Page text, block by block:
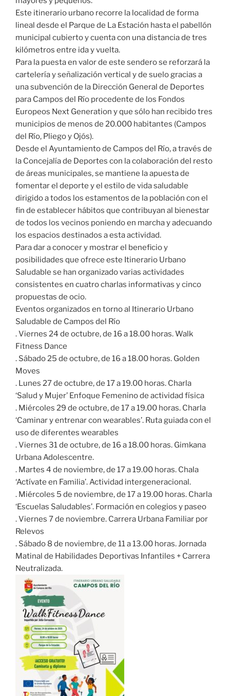
Este itinerario urbano recorre la localidad de forma
lineal desde el Parque de La Estación hasta el pabellón
municipal cubierto y cuenta con una distancia de tres
kilómetros entre ida y vuelta.
Para la puesta en valor de este sendero se reforzará la
cartelería y señalización vertical y de suelo gracias a
una subvención de la Dirección General de Deportes
para Campos del Río procedente de los Fondos
Europeos Next Generation y que sólo han recibido tres
municipios de menos de 20.000 habitantes (Campos
del Río, Pliego y Ojós).
Desde el Ayuntamiento de Campos del Río, a través de
la Concejalía de Deportes con la colaboración del resto
de áreas municipales, se mantiene la apuesta de
fomentar el deporte y el estilo de vida saludable
dirigido a todos los estamentos de la población con el
fin de establecer hábitos que contribuyan al bienestar
de todos los vecinos poniendo en marcha y adecuando
los espacios destinados a esta actividad.
Para dar a conocer y mostrar el beneficio y
posibilidades que ofrece este Itinerario Urbano
Saludable se han organizado varias actividades
consistentes en cuatro charlas informativas y cinco
propuestas de ocio.
Eventos organizados en torno al Itinerario Urbano
Saludable de Campos del Río
. Viernes 24 de octubre, de 16 a 18.00 horas. Walk
Fitness Dance
. Sábado 25 de octubre, de 16 a 18.00 horas. Golden
Moves
. Lunes 27 de octubre, de 17 a 19.00 horas. Charla
‘Salud y Mujer’ Enfoque Femenino de actividad física
. Miércoles 29 de octubre, de 17 a 19.00 horas. Charla
‘Caminar y entrenar con wearables’. Ruta guiada con el
uso de diferentes wearables
. Viernes 31 de octubre, de 16 a 18.00 horas. Gimkana
Urbana Adolescentre.
. Martes 4 de noviembre, de 17 a 19.00 horas. Chala
‘Actívate en Familia’. Actividad intergeneracional.
. Miércoles 5 de noviembre, de 17 a 19.00 horas. Charla
‘Escuelas Saludables’. Formación en colegios y paseo
. Viernes 7 de noviembre. Carrera Urbana Familiar por
Relevos
. Sábado 8 de noviembre, de 11 a 13.00 horas. Jornada
Matinal de Habilidades Deportivas Infantiles + Carrera
Neutralizada.